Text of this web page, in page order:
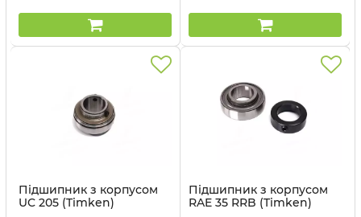
Підшипник з корпусом
UC 205 (Timken)
Підшипник з корпусом
RAE 35 RRB (Timken)